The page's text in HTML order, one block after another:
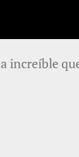
increíble